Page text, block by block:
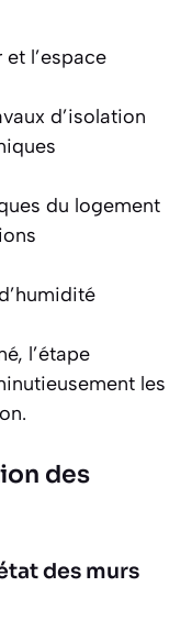
l’espace
d’isolation
du logement
l’étape
les
des
des murs